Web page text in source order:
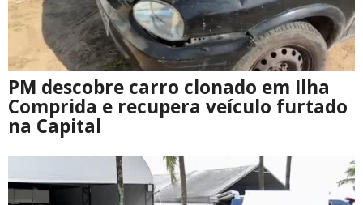
PM descobre carro clonado em Ilha
Comprida e recupera veículo furtado
na Capital